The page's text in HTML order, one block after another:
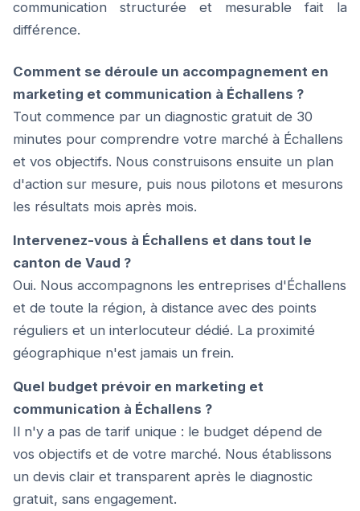
communication structurée et mesurable fait la
différence.
Comment se déroule un accompagnement en
marketing et communication à Échallens ?
Tout commence par un diagnostic gratuit de 30
minutes pour comprendre votre marché à Échallens
et vos objectifs. Nous construisons ensuite un plan
d'action sur mesure, puis nous pilotons et mesurons
les résultats mois après mois.
Intervenez-vous à Échallens et dans tout le
canton de Vaud ?
Oui. Nous accompagnons les entreprises d'Échallens
et de toute la région, à distance avec des points
réguliers et un interlocuteur dédié. La proximité
géographique n'est jamais un frein.
Quel budget prévoir en marketing et
communication à Échallens ?
Il n'y a pas de tarif unique : le budget dépend de
vos objectifs et de votre marché. Nous établissons
un devis clair et transparent après le diagnostic
gratuit, sans engagement.